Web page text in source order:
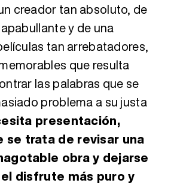
creador tan absoluto, de
y de una
tan arrebatadores,
que resulta
las palabras que se
problema a su justa
presentación,
se trata de revisar una
obra y dejarse
disfrute más puro y